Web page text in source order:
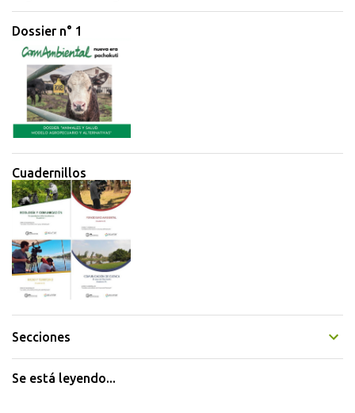
o
s
Dossier n° 1
Cuadernillos
Secciones
Se está leyendo...